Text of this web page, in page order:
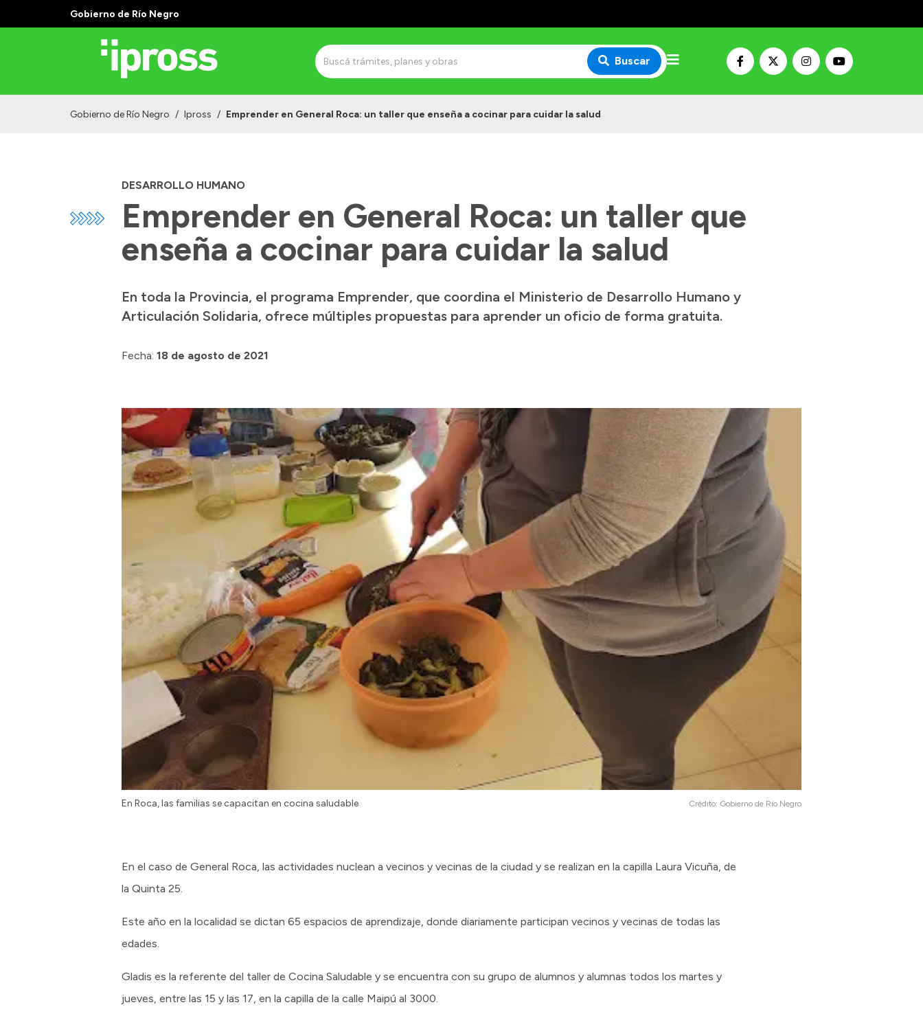
Gobierno de Río Negro
Buscar
Gobierno de Río Negro / Ipross / Emprender en General Roca: un taller que enseña a cocinar para cuidar la salud
DESARROLLO HUMANO
Emprender en General Roca: un taller que
enseña a cocinar para cuidar la salud
En toda la Provincia, el programa Emprender, que coordina el Ministerio de Desarrollo Humano y
Articulación Solidaria, ofrece múltiples propuestas para aprender un oficio de forma gratuita.
Fecha: 18 de agosto de 2021
En Roca, las familias se capacitan en cocina saludable Crédito: Gobierno de Río Negro
En el caso de General Roca, las actividades nuclean a vecinos y vecinas de la ciudad y se realizan en la capilla Laura Vicuña, de
la Quinta 25.
Este año en la localidad se dictan 65 espacios de aprendizaje, donde diariamente participan vecinos y vecinas de todas las
edades.
Gladis es la referente del taller de Cocina Saludable y se encuentra con su grupo de alumnos y alumnas todos los martes y
jueves, entre las 15 y las 17, en la capilla de la calle Maipú al 3000.